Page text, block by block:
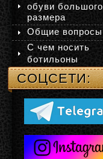
обуви большого
размера
Общие вопросы
С чем носить
ботильоны
СОЦСЕТИ: